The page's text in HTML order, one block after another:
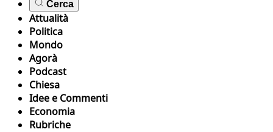
Cerca
Attualità
Politica
Mondo
Agorà
Podcast
Chiesa
Idee e Commenti
Economia
Rubriche